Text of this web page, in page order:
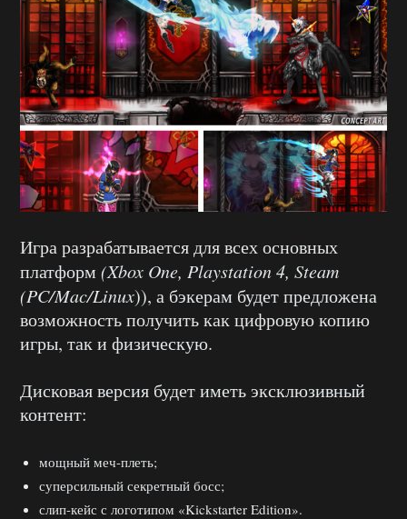
Игра разрабатывается для всех основных
платформ (Xbox One, Playstation 4, Steam
(PC/Mac/Linux)), а бэкерам будет предложена
возможность получить как цифровую копию
игры, так и физическую.
Дисковая версия будет иметь эксклюзивный
контент:
мощный меч-плеть;
суперсильный секретный босс;
слип-кейс с логотипом «Kickstarter Edition».